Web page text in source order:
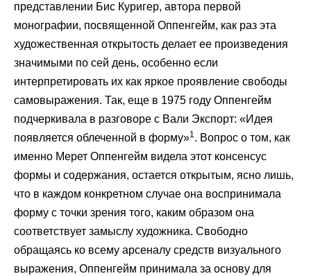
представлении Бис Куригер, автора первой
монографии, посвященной Оппенгейм, как раз эта
художественная открытость делает ее произведения
значимыми по сей день, особенно если
интерпретировать их как яркое проявление свободы
самовыражения. Так, еще в 1975 году Оппенгейм
подчеркивала в разговоре с Вали Экспорт: «Идея
появляется облеченной в форму»1. Вопрос о том, как
именно Мерет Оппенгейм видела этот консенсус
формы и содержания, остается открытым, ясно лишь,
что в каждом конкретном случае она воспринимала
форму с точки зрения того, каким образом она
соответствует замыслу художника. Свободно
обращаясь ко всему арсеналу средств визуального
выражения, Оппенгейм принимала за основу для